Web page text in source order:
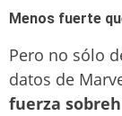
Menos fuerte
Pero no sólo
datos de
fuerza